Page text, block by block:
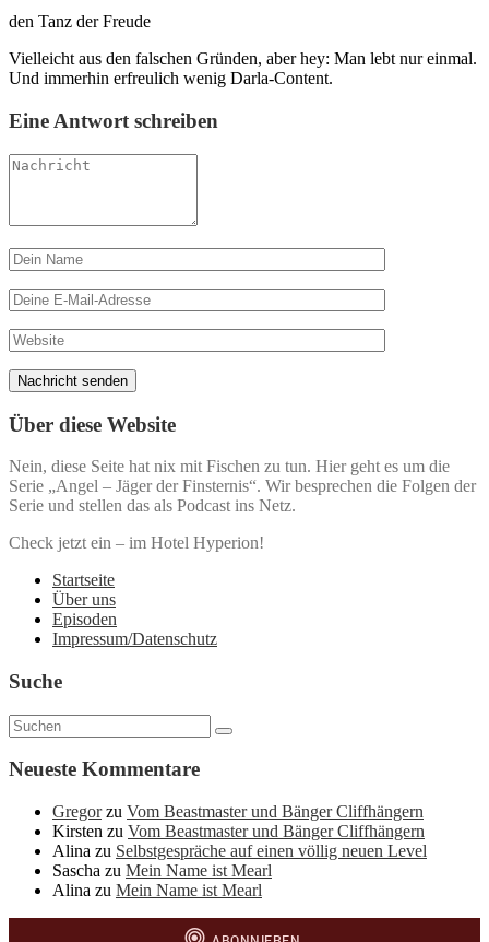
den Tanz der Freude
Vielleicht aus den falschen Gründen, aber hey: Man lebt nur einmal.
Und immerhin erfreulich wenig Darla-Content.
Eine Antwort schreiben
Über diese Website
Nein, diese Seite hat nix mit Fischen zu tun. Hier geht es um die
Serie „Angel – Jäger der Finsternis“. Wir besprechen die Folgen der
Serie und stellen das als Podcast ins Netz.
Check jetzt ein – im Hotel Hyperion!
Startseite
Über uns
Episoden
Impressum/Datenschutz
Suche
Neueste Kommentare
Gregorzu Vom Beastmaster und Bänger Cliffhängern
Kirsten zu Vom Beastmaster und Bänger Cliffhängern
Alina zu Selbstgespräche auf einen völlig neuen Level
Sascha zu Mein Name ist Mearl
Alina zu Mein Name ist Mearl